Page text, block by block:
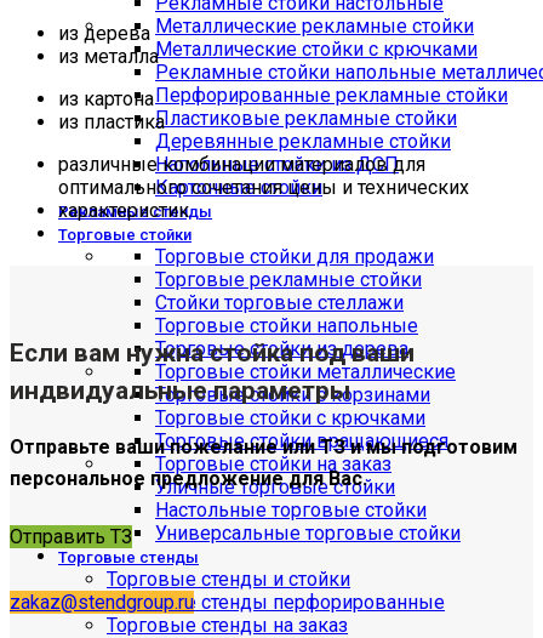
Металлические рекламные стойки
Металлические стойки с крючками
Рекламные стойки напольные
Перфорированные рекламные стойки
Пластиковые рекламные стойки
Деревянные рекламные стойки
Напольные стойки из ДСП
Картонные стойки
Рекламные стенды
Торговые стойки
Торговые стойки для продажи
Торговые рекламные стойки
Стойки торговые стеллажи
Торговые стойки напольные
Торговые стойки из дерева
Торговые стойки металлические
Торговые стойки с корзинами
Торговые стойки с крючками
Торговые стойки вращающиеся
Торговые стойки на заказ
Уличные торговые стойки
Настольные торговые стойки
Универсальные торговые стойки
Торговые стенды
Торговые стенды и стойки
Торговые стенды перфорированные
Торговые стенды на заказ
из дерева
из металла
из картона
из пластика
различные комбинации материалов для
оптимального сочетания цены и технических
характеристик
Если вам нужна стойка под ваши
индвидуальные параметры
Отправьте ваши пожелание или ТЗ и мы подготовим
персональное предложение для Вас.
Отправить ТЗ
zakaz@stendgroup.ru